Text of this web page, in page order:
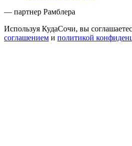
— партнер Рамблера
Используя КудаСочи, вы
соглашением и политикой